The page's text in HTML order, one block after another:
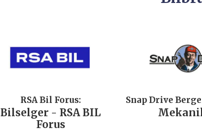
RSA Bil Forus:
Bilselger - RSA BIL
Forus
Snap Drive